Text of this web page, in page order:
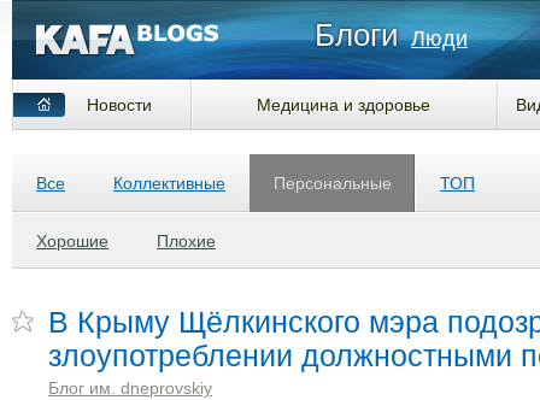
Блоги Люди
Новости Медицина и здоровье
Все Коллективные Персональные
Хорошие Плохие
ТОП
В Крыму Щёлкинского мэра
злоупотреблении должностными
Блог им. dneprovskiy